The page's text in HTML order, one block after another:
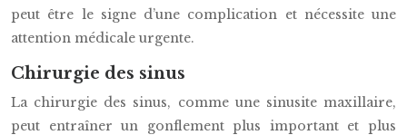
peut être le signe d’une complication et nécessite une
attention médicale urgente.
Chirurgie des sinus
La chirurgie des sinus, comme une sinusite maxillaire,
peut entraîner un gonflement plus important et plus